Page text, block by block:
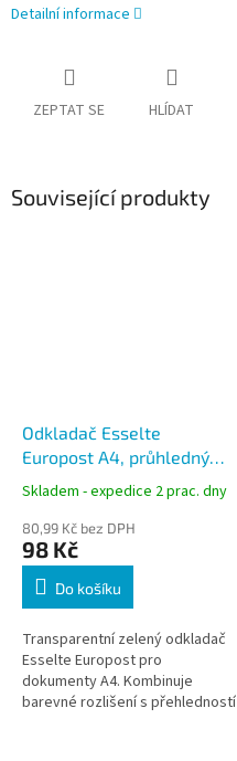
Detailní informace
ZEPTAT SE HLÍDAT
Související produkty
Odkladač Esselte
Europost A4, průhledný
zelený
Skladem - expedice 2 prac. dny
80,99 Kč bez DPH
98 Kč
Do košíku
Transparentní zelený odkladač
Esselte Europost pro
dokumenty A4. Kombinuje
barevné rozlišení s přehledností